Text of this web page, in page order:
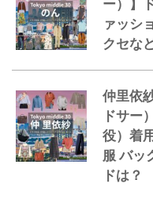
ー）】
ァッシ
クセな
仲里依
ドサー
役）着
服 バッ
ドは？